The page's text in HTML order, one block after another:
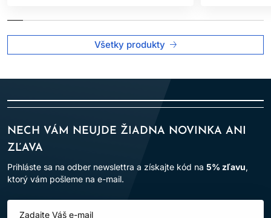
Všetky produkty
NECH VÁM NEUJDE ŽIADNA NOVINKA ANI
ZĽAVA
Prihláste sa na odber newslettra a získajte kód na 5% zľavu,
ktorý vám pošleme na e-mail.